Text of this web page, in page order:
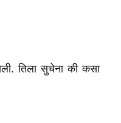
तिला सुचेना की कसा